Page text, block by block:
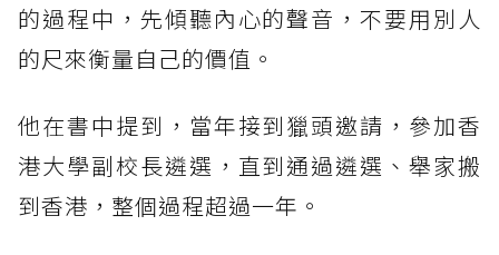
的過程中，先傾聽內心的聲音，不要用別人
的尺來衡量自己的價值。
他在書中提到，當年接到獵頭邀請，參加香
港大學副校長遴選，直到通過遴選、舉家搬
到香港，整個過程超過一年。